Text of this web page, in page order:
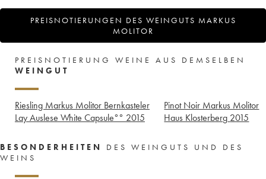
PREISNOTIERUNGEN DES WEINGUTS MARKUS
MOLITOR
PREISNOTIERUNG WEINE AUS DEMSELBEN
WEINGUT
Riesling Markus Molitor Bernkasteler
Lay Auslese White Capsule°° 2015
Pinot Noir Markus Molitor
Haus Klosterberg 2015
BESONDERHEITEN
DES WEINGUTS UND DES
WEINS